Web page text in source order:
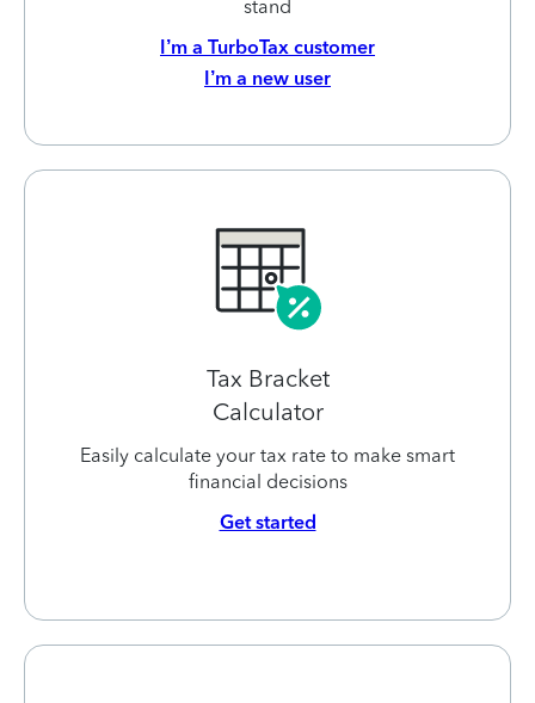
stand
I’m a TurboTax customer
I’m a new user
Tax Bracket
Calculator
Easily calculate your tax rate to make smart
financial decisions
Get started